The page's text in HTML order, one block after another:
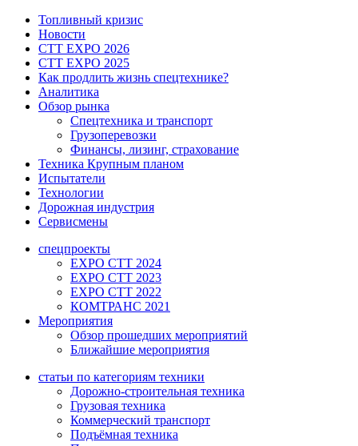
Топливный кризис
Новости
CTT EXPO 2026
CTT EXPO 2025
Как продлить жизнь спецтехнике?
Аналитика
Обзор рынка
Спецтехника и транспорт
Грузоперевозки
Финансы, лизинг, страхование
Техника Крупным планом
Испытатели
Технологии
Дорожная индустрия
Сервисмены
спецпроекты
EXPO CTT 2024
EXPO CTT 2023
EXPO CTT 2022
КОМТРАНС 2021
Мероприятия
Обзор прошедших мероприятий
Ближайшие мероприятия
статьи по категориям техники
Дорожно-строительная техника
Грузовая техника
Коммерческий транспорт
Подъёмная техника